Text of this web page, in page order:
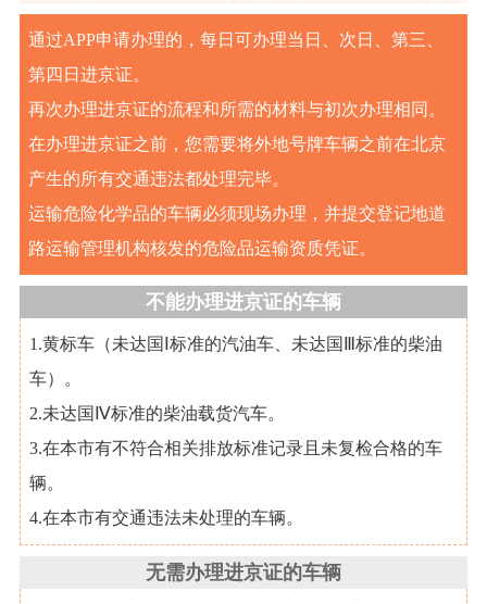
通过APP申请办理的，每日可办理当日、次日、第三、
第四日进京证。
再次办理进京证的流程和所需的材料与初次办理相同。
在办理进京证之前，您需要将外地号牌车辆之前在北京
产生的所有交通违法都处理完毕。
运输危险化学品的车辆必须现场办理，并提交登记地道
路运输管理机构核发的危险品运输资质凭证。
不能办理进京证的车辆
1.黄标车（未达国Ⅰ标准的汽油车、未达国Ⅲ标准的柴油
车）。
2.未达国Ⅳ标准的柴油载货汽车。
3.在本市有不符合相关排放标准记录且未复检合格的车
辆。
4.在本市有交通违法未处理的车辆。
无需办理进京证的车辆